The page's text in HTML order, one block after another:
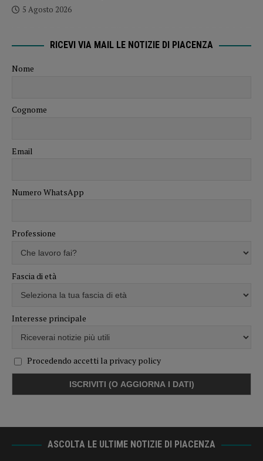
5 Agosto 2026
RICEVI VIA MAIL LE NOTIZIE DI PIACENZA
Nome
Cognome
Email
Numero WhatsApp
Professione
Fascia di età
Interesse principale
Procedendo accetti la privacy policy
ASCOLTA LE ULTIME NOTIZIE DI PIACENZA